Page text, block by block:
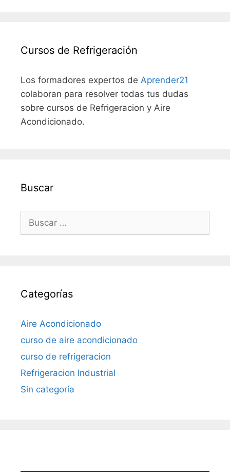
Cursos de Refrigeración
Los formadores expertos de Aprender21
colaboran para resolver todas tus dudas
sobre cursos de Refrigeracion y Aire
Acondicionado.
Buscar
Buscar:
Categorías
Aire Acondicionado
curso de aire acondicionado
curso de refrigeracion
Refrigeracion Industrial
Sin categoría